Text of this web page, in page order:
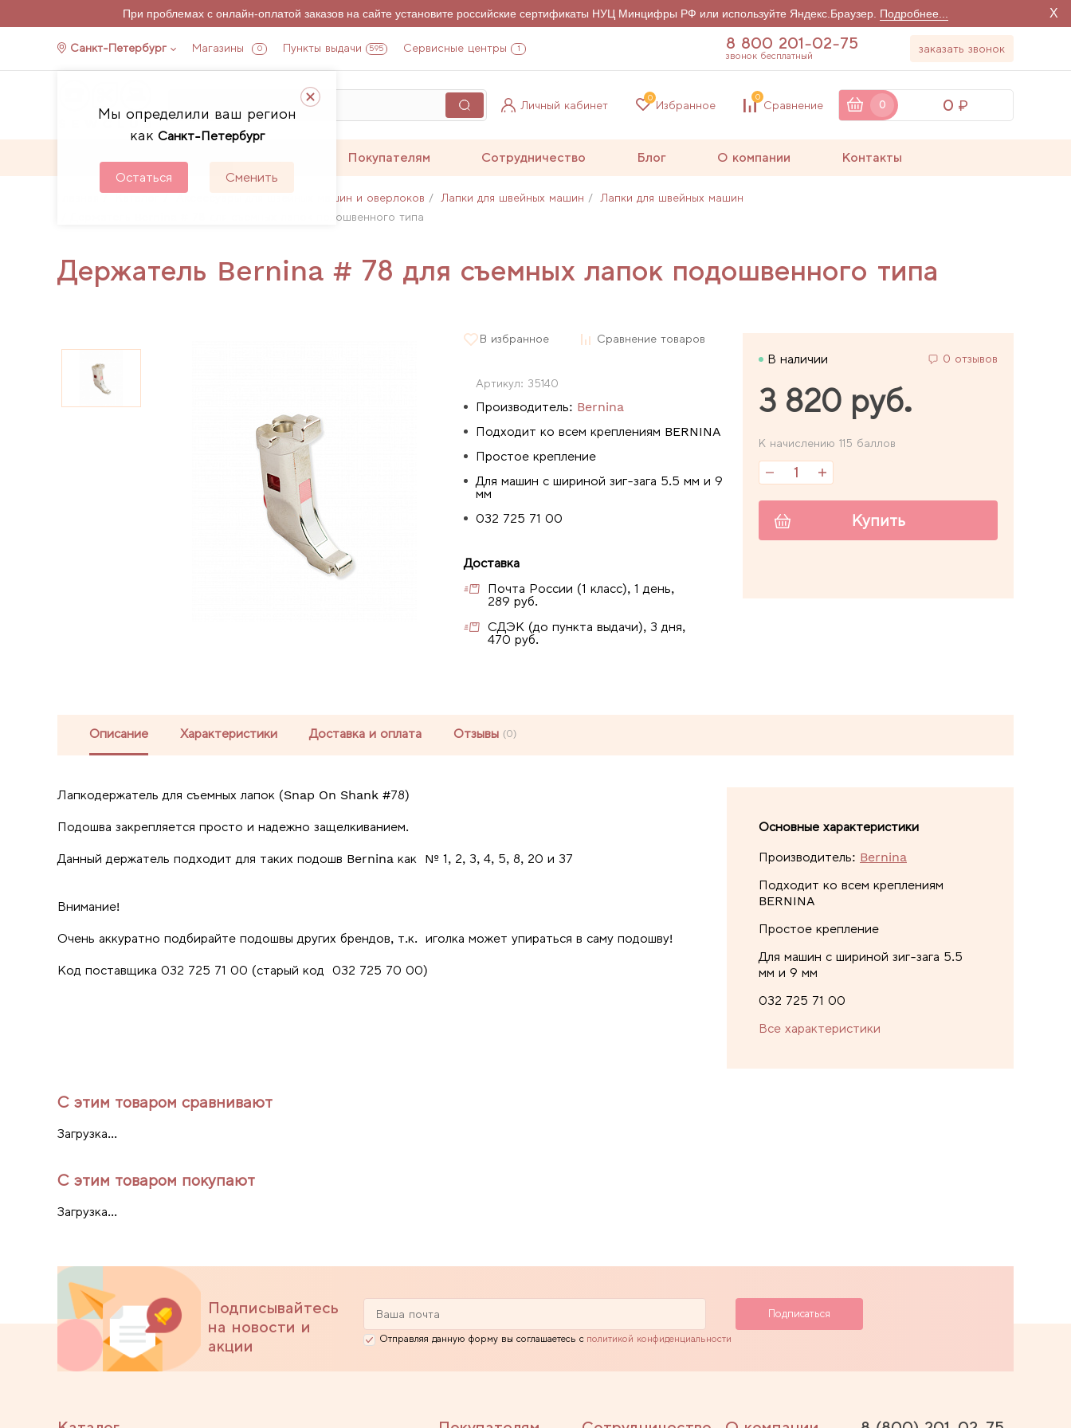
При проблемах с онлайн-оплатой заказов на сайте установите российские сертификаты НУЦ Минцифры РФ или используйте Яндекс.Браузер. Подробнее... X
Санкт-Петербург Магазины 0 Пункты выдачи 595 Сервисные центры 1
Мы определили ваш регион
как Санкт-Петербург
Остаться Сменить
8 800 201-02-75
звонок бесплатный
заказать звонок
Личный кабинет Избранное
0
Сравнение
0
0 0
Покупателям Сотрудничество Блог О компании Контакты
Каталог Аксессуары для швейных машин и оверлоков Лапки для швейных машин
Лапки для швейных машин
Держатель Bernina # 78 для съемных лапок подошвенного типа
Держатель Bernina # 78 для съемных лапок подошвенного типа
В избранное Сравнение товаров
Артикул: 35140
Производитель: Bernina
Подходит ко всем креплениям BERNINA
Простое крепление
Для машин с шириной зиг-зага 5.5 мм и 9
мм
032 725 71 00
Доставка
Почта России (1 класс), 1 день,
289 руб.
СДЭК (до пункта выдачи), 3 дня,
470 руб.
В наличии 0 отзывов
3 820 руб.
К начислению 115 баллов
Купить
Описание Характеристики Доставка и оплата Отзывы (0)
Лапкодержатель для съемных лапок (Snap On Shank #78)
Подошва закрепляется просто и надежно защелкиванием.
Данный держатель подходит для таких подошв Bernina как № 1, 2, 3, 4, 5, 8, 20 и 37
Внимание!
Очень аккуратно подбирайте подошвы других брендов, т.к. иголка может упираться в саму подошву!
Код поставщика 032 725 71 00 (старый код 032 725 70 00)
Основные характеристики
Производитель: Bernina
Подходит ко всем креплениям
BERNINA
Простое крепление
Для машин с шириной зиг-зага 5.5
мм и 9 мм
032 725 71 00
Все характеристики
С этим товаром сравнивают
Загрузка...
С этим товаром покупают
Загрузка...
Подписывайтесь
на новости и
акции
Отправляя данную форму вы соглашаетесь с политикой конфиденциальности